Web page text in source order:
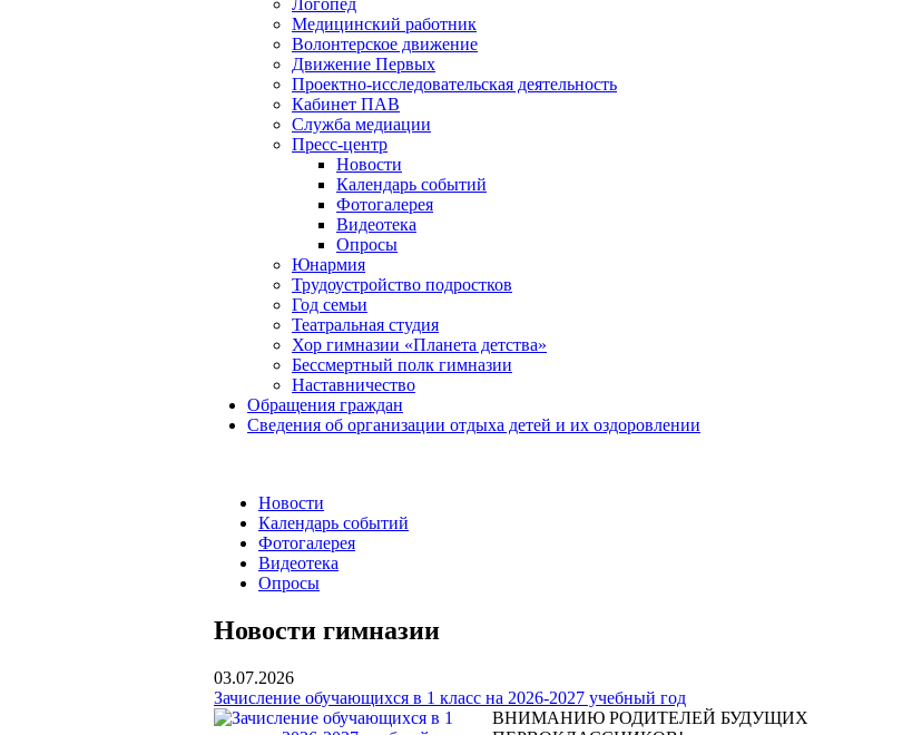
Логопед
Медицинский работник
Волонтерское движение
Движение Первых
Проектно-исследовательская деятельность
Кабинет ПАВ
Служба медиации
Пресс-центр
Новости
Календарь событий
Фотогалерея
Видеотека
Опросы
Юнармия
Трудоустройство подростков
Год семьи
Театральная студия
Хор гимназии «Планета детства»
Бессмертный полк гимназии
Наставничество
Обращения граждан
Сведения об организации отдыха детей и их оздоровлении
Новости
Календарь событий
Фотогалерея
Видеотека
Опросы
Новости гимназии
03.07.2026
Зачисление обучающихся в 1 класс на 2026-2027 учебный год
ВНИМАНИЮ РОДИТЕЛЕЙ БУДУЩИХ